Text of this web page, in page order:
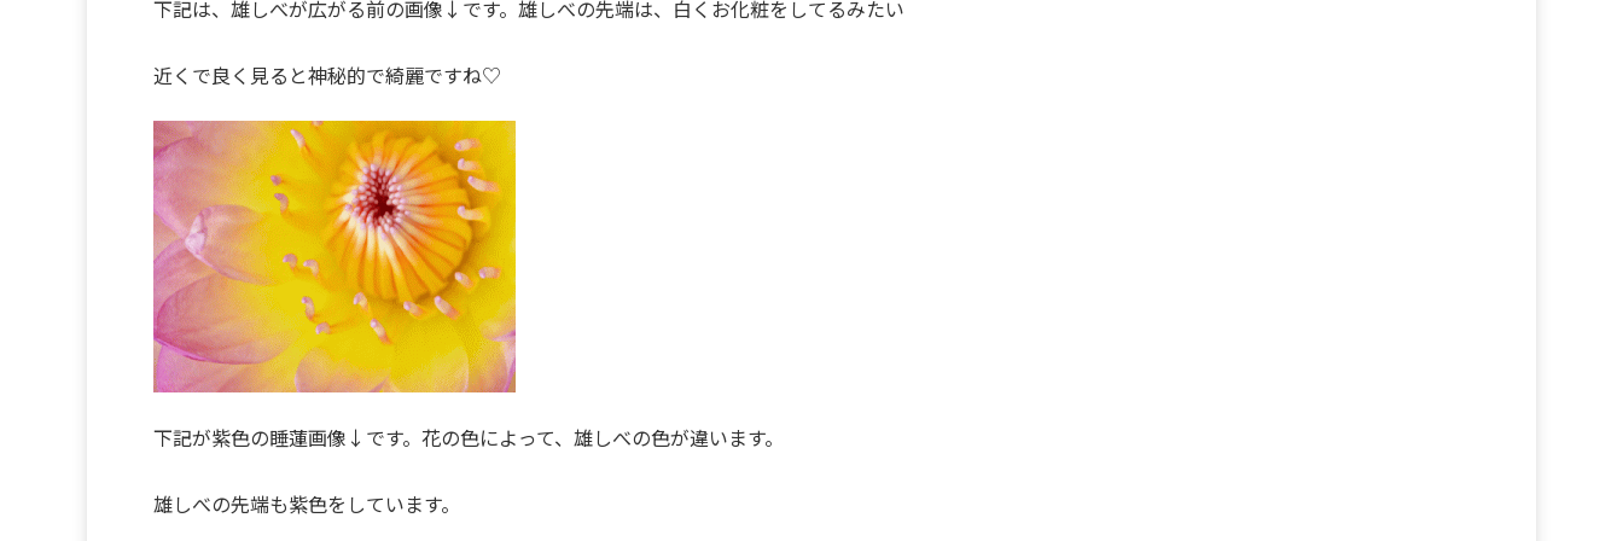
下記は、雄しべが広がる前の画像↓です。雄しべの先端は、白くお化粧をしてるみたい
近くで良く見ると神秘的で綺麗ですね♡
下記が紫色の睡蓮画像↓です。花の色によって、雄しべの色が違います。
雄しべの先端も紫色をしています。